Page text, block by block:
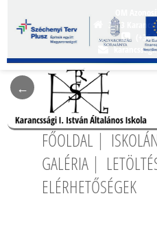
3163
(+36
FŐOLDAL
GALÉRIA
ELÉRHETŐSÉGEK